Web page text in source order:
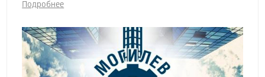
Подробнее